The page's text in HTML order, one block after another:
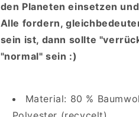
den Planeten einsetzen
Alle fordern,
sein ist, dann sollte
"normal" sein :)
Material: 80 %